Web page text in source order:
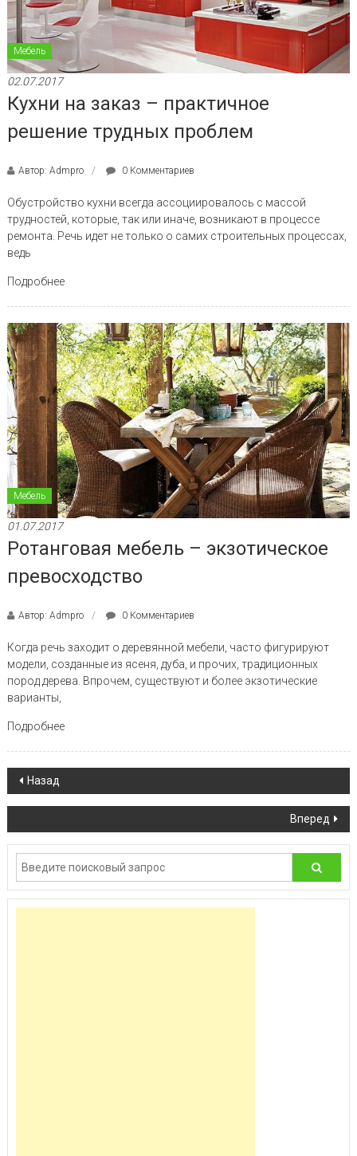
Мебель
02.07.2017
Кухни на заказ – практичное
решение трудных проблем
Автор: Admpro 0 Комментариев
Обустройство кухни всегда ассоциировалось с массой
трудностей, которые, так или иначе, возникают в процессе
ремонта. Речь идет не только о самих строительных процессах,
ведь
Подробнее
Мебель
01.07.2017
Ротанговая мебель – экзотическое
превосходство
Автор: Admpro 0 Комментариев
Когда речь заходит о деревянной мебели, часто фигурируют
модели, созданные из ясеня, дуба, и прочих, традиционных
пород дерева. Впрочем, существуют и более экзотические
варианты,
Подробнее
Навигация по записям
Назад
Вперед